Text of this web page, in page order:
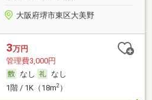
大阪府堺市東区大美野
3万円
管理費3,000円
なし
なし
1階 / 1K（18m2）